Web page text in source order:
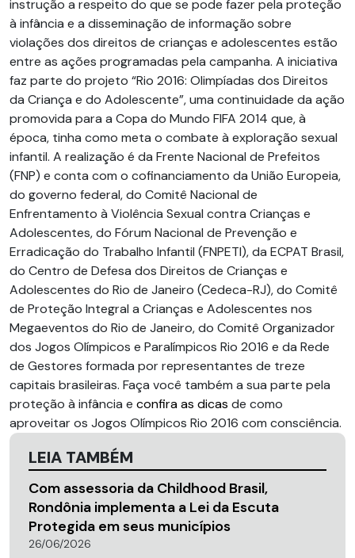
instrução a respeito do que se pode fazer pela proteção
à infância e a disseminação de informação sobre
violações dos direitos de crianças e adolescentes estão
entre as ações programadas pela campanha. A iniciativa
faz parte do projeto “Rio 2016: Olimpíadas dos Direitos
da Criança e do Adolescente”, uma continuidade da ação
promovida para a Copa do Mundo FIFA 2014 que, à
época, tinha como meta o combate à exploração sexual
infantil. A realização é da Frente Nacional de Prefeitos
(FNP) e conta com o cofinanciamento da União Europeia,
do governo federal, do Comitê Nacional de
Enfrentamento à Violência Sexual contra Crianças e
Adolescentes, do Fórum Nacional de Prevenção e
Erradicação do Trabalho Infantil (FNPETI), da ECPAT Brasil,
do Centro de Defesa dos Direitos de Crianças e
Adolescentes do Rio de Janeiro (Cedeca-RJ), do Comitê
de Proteção Integral a Crianças e Adolescentes nos
Megaeventos do Rio de Janeiro, do Comitê Organizador
dos Jogos Olímpicos e Paralímpicos Rio 2016 e da Rede
de Gestores formada por representantes de treze
capitais brasileiras. Faça você também a sua parte pela
proteção à infância e confira as dicas de como
aproveitar os Jogos Olímpicos Rio 2016 com consciência.
LEIA TAMBÉM
Com assessoria da Childhood Brasil,
Rondônia implementa a Lei da Escuta
Protegida em seus municípios
26/06/2026